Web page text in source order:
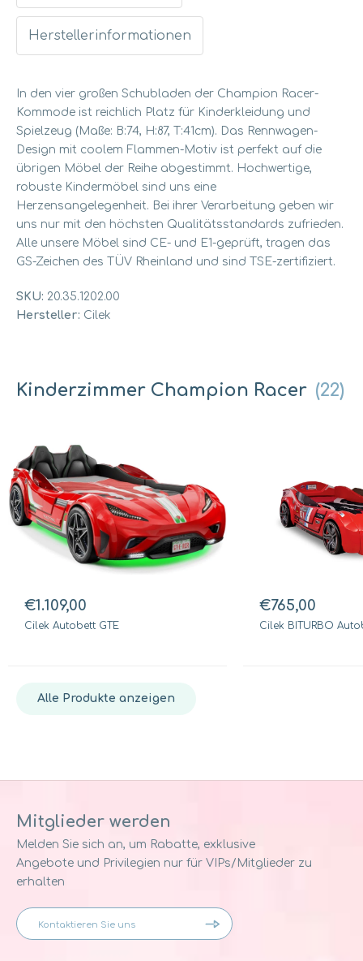
In den vier großen Schubladen der Champion Racer-
Kommode ist reichlich Platz für Kinderkleidung und
Spielzeug (Maße: B:74, H:87, T:41cm). Das Rennwagen-
Design mit coolem Flammen-Motiv ist perfekt auf die
übrigen Möbel der Reihe abgestimmt. Hochwertige,
robuste Kindermöbel sind uns eine
Herzensangelegenheit. Bei ihrer Verarbeitung geben wir
uns nur mit den höchsten Qualitätsstandards zufrieden.
Alle unsere Möbel sind CE- und E1-geprüft, tragen das
GS-Zeichen des TÜV Rheinland und sind TSE-zertifiziert.
SKU: 20.35.1202.00
Hersteller: Cilek
Herstellerinformationen
Kinderzimmer Champion Racer (22)
€1.109,00
Cilek Autobett GTE
€765,00
Cilek BITURBO
Alle Produkte anzeigen
Mitglieder werden
Melden Sie sich an, um Rabatte, exklusive
Angebote und Privilegien nur für VIPs/Mitglieder zu
erhalten